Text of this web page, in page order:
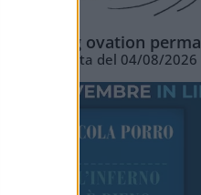
La standing ovation
Vignetta del 04/08/2026